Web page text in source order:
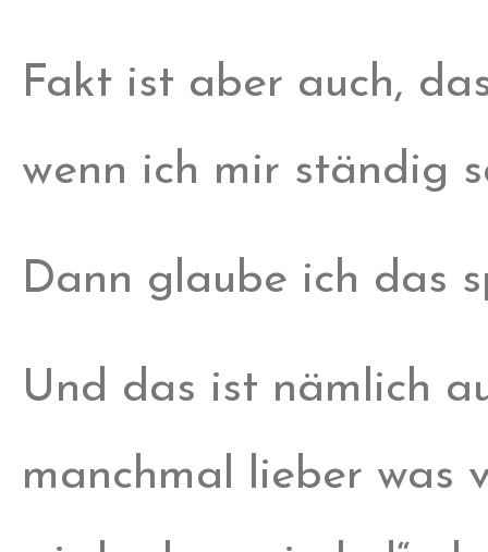
Fakt ist aber auch,
wenn ich mir ständig
Dann glaube ich das
Und das ist nämlich
manchmal lieber was